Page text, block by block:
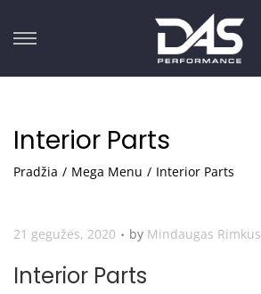
Interior Parts
Pradžia / Mega Menu / Interior Parts
P
s
21 gegužės, 2020 . by Mindaugas Rimkus
Interior Parts